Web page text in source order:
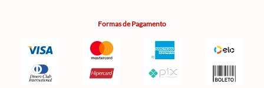
Formas de Pagamento